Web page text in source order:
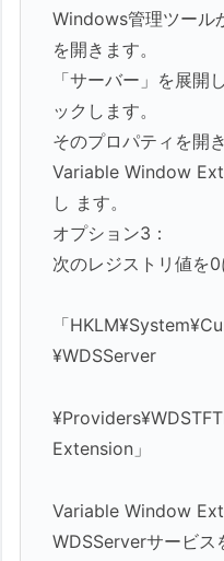
Windows管理ツール
を開きます。
「サーバー」を展開
ックします。
そのプロパティを開
Variable Window
し ます。
オプション3：
次のレジストリ値を0
「
¥WDSServer
Extension」
Variable Window
WDSServerサービス